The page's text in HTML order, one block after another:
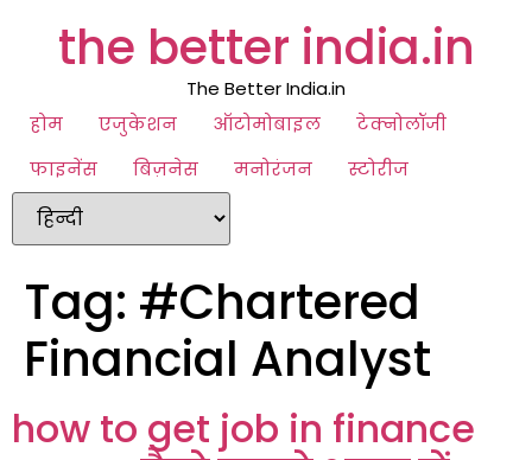
the better india.in
The Better India.in
होम
एजुकेशन ऑटोमोबाइल
टेक्नोलॉजी
फाइनेंस
बिज़नेस मनोरंजन स्टोरीज
Tag: #Chartered
Financial Analyst
how to get job in finance